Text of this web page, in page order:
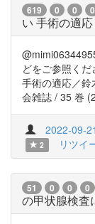
619 0 0 0
い 手術の適応
どをご参照く
手術の適応／
会雑誌 / 35 巻
2022-09-
2
リツイ
51 0 0 0
の甲状腺検査